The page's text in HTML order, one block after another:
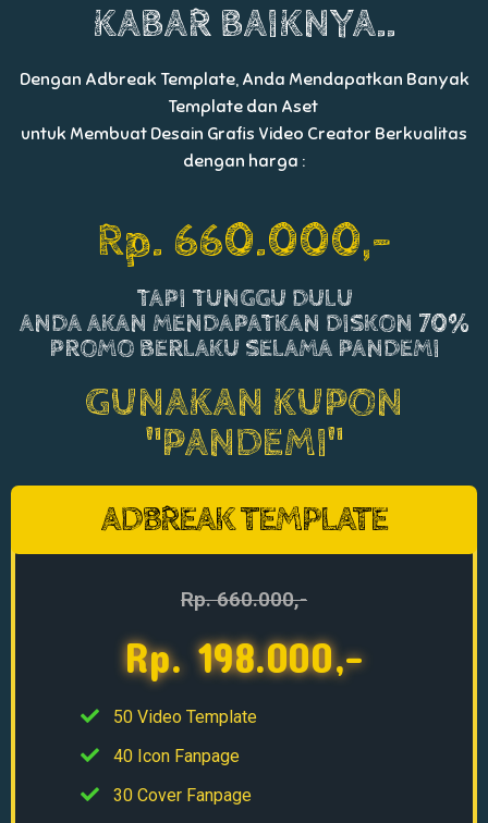
KABAR BAIKNYA..
Dengan Adbreak Template, Anda Mendapatkan Banyak
Template dan Aset
untuk Membuat Desain Grafis Video Creator Berkualitas
dengan harga :
Rp. 660.000,-
TAPI TUNGGU DULU
ANDA AKAN MENDAPATKAN DISKON 70%
PROMO BERLAKU SELAMA PANDEMI
GUNAKAN KUPON
"PANDEMI"
ADBREAK TEMPLATE
Rp. 660.000,-
Rp. 198.000,-
50 Video Template
40 Icon Fanpage
30 Cover Fanpage